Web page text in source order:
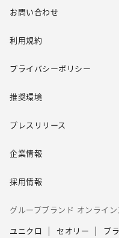
お問い合わせ
利用規約
プライバシーポリシー
推奨環境
プレスリリース
企業情報
採用情報
グループブランド オンライン
ユニクロ セオリー プ